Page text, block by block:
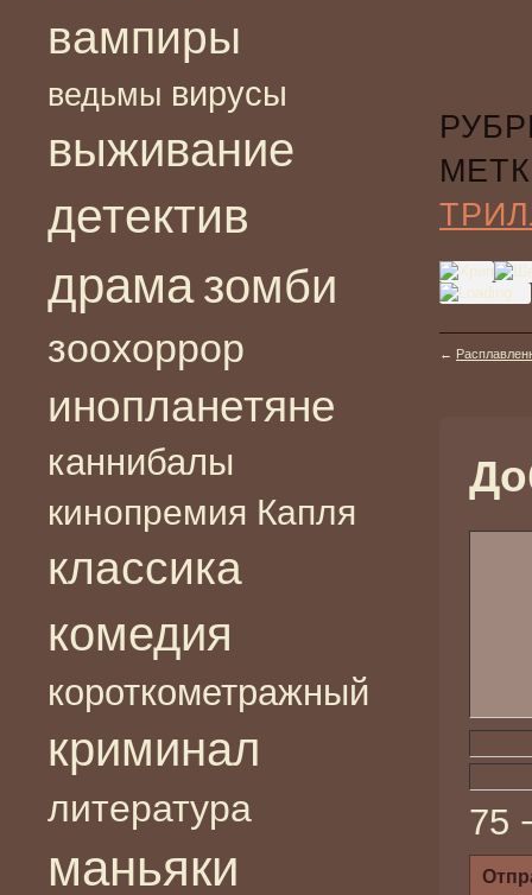
вампиры
ведьмы вирусы
выживание
детектив
драма зомби
зоохоррор
инопланетяне
каннибалы
кинопремия Капля
классика
комедия
короткометражный
криминал
литература
маньяки
←
75